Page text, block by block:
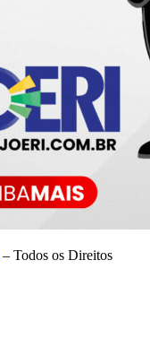
– Todos os Direitos